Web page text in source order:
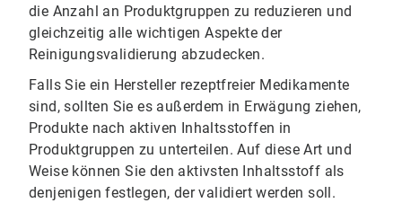
die Anzahl an Produktgruppen zu reduzieren und
gleichzeitig alle wichtigen Aspekte der
Reinigungsvalidierung abzudecken.
Falls Sie ein Hersteller rezeptfreier Medikamente
sind, sollten Sie es außerdem in Erwägung ziehen,
Produkte nach aktiven Inhaltsstoffen in
Produktgruppen zu unterteilen. Auf diese Art und
Weise können Sie den aktivsten Inhaltsstoff als
denjenigen festlegen, der validiert werden soll.